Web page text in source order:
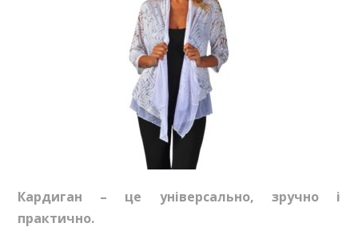
Кардиган – це універсально, зручно і
практично.